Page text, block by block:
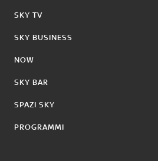
SKY TV
SKY BUSINESS
NOW
SKY BAR
SPAZI SKY
PROGRAMMI